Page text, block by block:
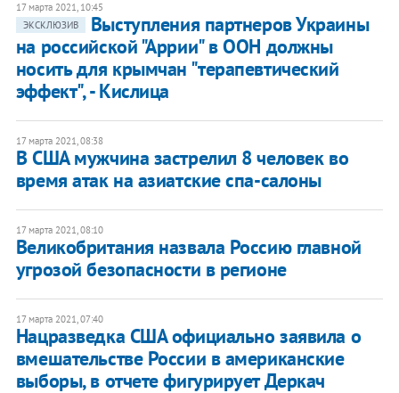
17 марта 2021, 10:45
ЭКСКЛЮЗИВ
Выступления партнеров Украины
на российской "Аррии" в ООН должны
носить для крымчан "терапевтический
эффект", - Кислица
17 марта 2021, 08:38
В США мужчина застрелил 8 человек во
время атак на азиатские спа-салоны
17 марта 2021, 08:10
Великобритания назвала Россию главной
угрозой безопасности в регионе
17 марта 2021, 07:40
Нацразведка США официально заявила о
вмешательстве России в американские
выборы, в отчете фигурирует Деркач